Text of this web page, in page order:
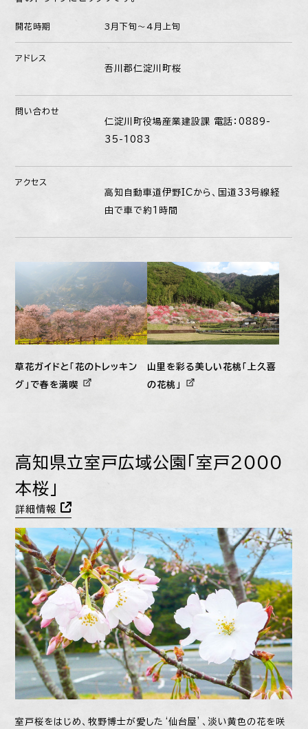
開花時期 3月下旬〜4月上旬
アドレス
吾川郡仁淀川町桜
問い合わせ
仁淀川町役場産業建設課 電話：0889-
35-1083
アクセス
高知自動車道伊野ICから、国道33号線経
由で車で約1時間
草花ガイドと「花のトレッキン
グ」で春を満喫
山里を彩る美しい花桃「上久喜
の花桃」
高知県立室戸広域公園「室戸2000
本桜」
詳細情報
室戸桜をはじめ、牧野博士が愛した‘仙台屋’、淡い黄色の花を咲